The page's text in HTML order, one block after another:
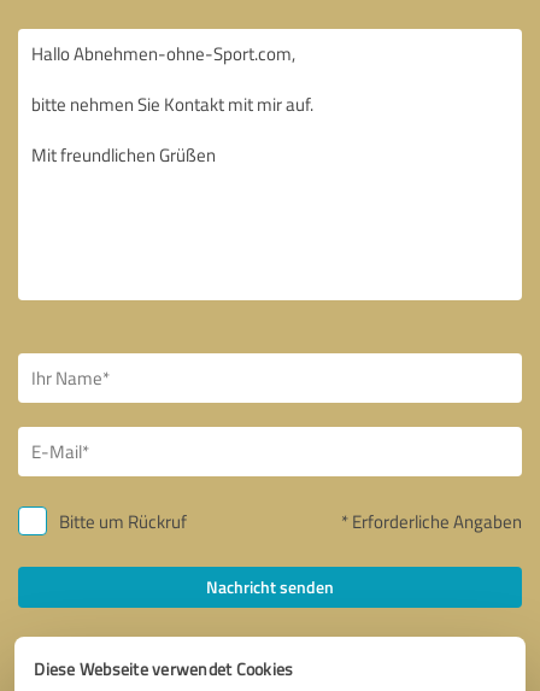
Diese Webseite verwendet Cookies
Bitte um Rückruf * Erforderliche Angaben
Nachricht senden
Ich stimme den